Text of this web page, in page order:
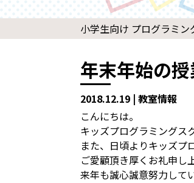
小学生向け プログラミ
年末年始の
2018.12.19 | 教室情報
こんにちは。
キッズプログラミングス
また、日頃よりキッズ
ご愛顧頂き厚くお礼申し
来年も誠心誠意努力して